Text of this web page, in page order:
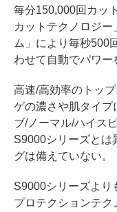
毎分150,000回カッ
カットテクノロジ
ム」により毎秒500
わせて自動でパワー
高速/高効率のトッ
ゲの濃さや肌タイプ
ブ/ノーマル/ハイス
S9000シリーズとは
グは備えていない。
S9000シリーズより
プロテクションテ